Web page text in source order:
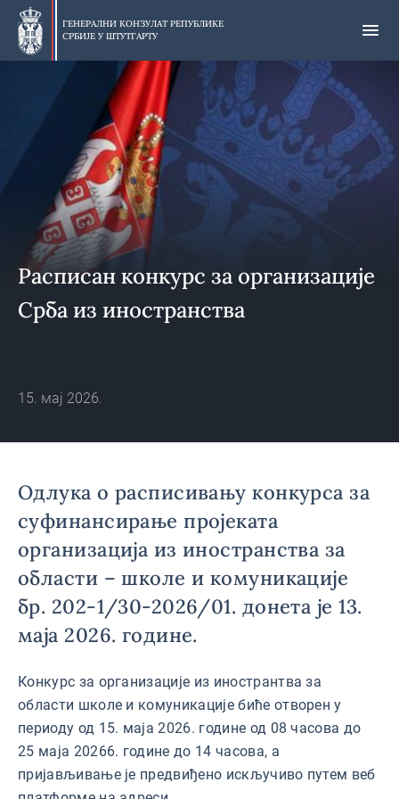
Прескочи
главни
део
ГЕНЕРАЛНИ КОНЗУЛАТ РЕПУБЛИКЕ
СРБИЈЕ У ШТУТГАРТУ
Расписан конкурс за организације
Срба из иностранства
15. мај 2026.
Одлука о расписивању конкурса за
суфинансирање пројеката
организација из иностранства за
области – школе и комуникације
бр. 202-1/30-2026/01. донета је 13.
маја 2026. године.
Конкурс за организације из инострантва за
области школе и комуникације биће отворен у
периоду од 15. маја 2026. године од 08 часова до
25 маја 20266. године до 14 часова, а
пријављивање је предвиђено искључиво путем веб